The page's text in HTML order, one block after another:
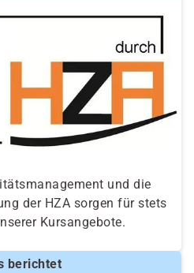
und die
der HZA sorgen für stets
Kursangebote.
berichtet